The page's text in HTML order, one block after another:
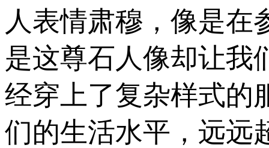
人表情肃穆，像是在
是这尊石人像却让我
经穿上了复杂样式的
们的生活水平，远远